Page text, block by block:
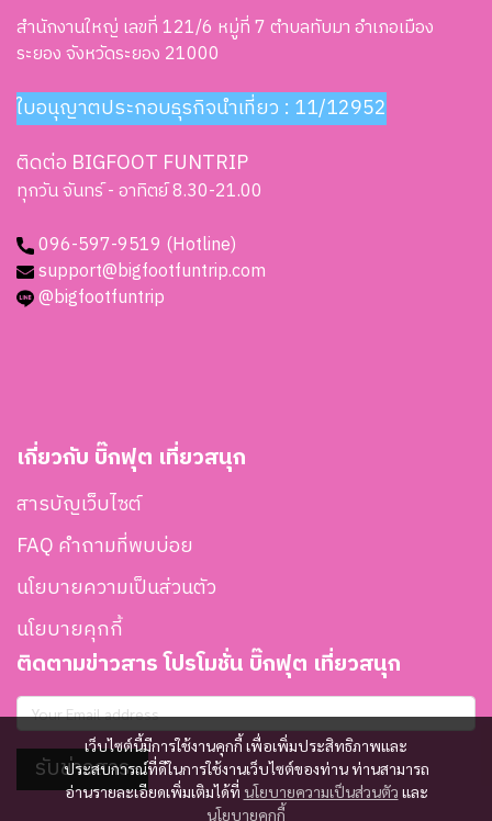
เว็บไซต์นี้มีการใช้งานคุกกี้ เพื่อเพิ่มประสิทธิภาพและ
ประสบการณ์ที่ดีในการใช้งานเว็บไซต์ของท่าน ท่านสามารถ
อ่านรายละเอียดเพิ่มเติมได้ที่ นโยบายความเป็นส่วนตัว และ
นโยบายคุกกี้
สำนักงานใหญ่ เลขที่ 121/6 หมู่ที่ 7 ตำบลทับมา อำเภอเมือง
ระยอง จังหวัดระยอง 21000
ใบอนุญาตประกอบธุรกิจนำเที่ยว : 11/12952
ติดต่อ BIGFOOT FUNTRIP
ทุกวัน จันทร์ - อาทิตย์ 8.30-21.00
096-597-9519 (Hotline)
support@bigfootfuntrip.com
@bigfootfuntrip
เกี่ยวกับ บิ๊กฟุต เที่ยวสนุก
สารบัญเว็บไซต์
FAQ คำถามที่พบบ่อย
นโยบายความเป็นส่วนตัว
นโยบายคุกกี้
ติดตามข่าวสาร โปรโมชั่น บิ๊กฟุต เที่ยวสนุก
รับข่าวสาร